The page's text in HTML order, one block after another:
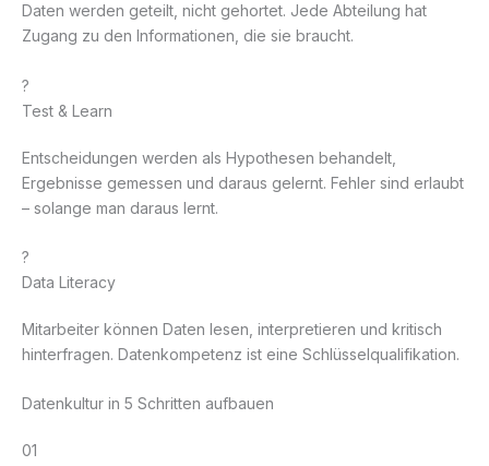
Daten werden geteilt, nicht gehortet. Jede Abteilung hat
Zugang zu den Informationen, die sie braucht.
?
Test & Learn
Entscheidungen werden als Hypothesen behandelt,
Ergebnisse gemessen und daraus gelernt. Fehler sind erlaubt
– solange man daraus lernt.
?
Data Literacy
Mitarbeiter können Daten lesen, interpretieren und kritisch
hinterfragen. Datenkompetenz ist eine Schlüsselqualifikation.
Datenkultur in 5 Schritten aufbauen
01